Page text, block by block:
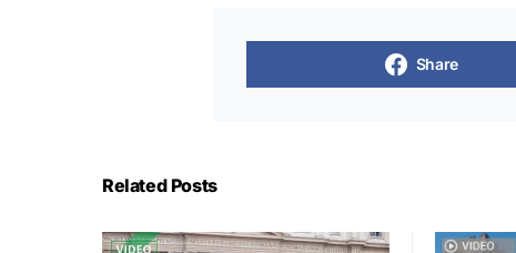
Share
Related Posts